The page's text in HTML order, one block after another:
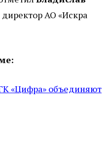
АО «Искра
«Цифра» объединяют